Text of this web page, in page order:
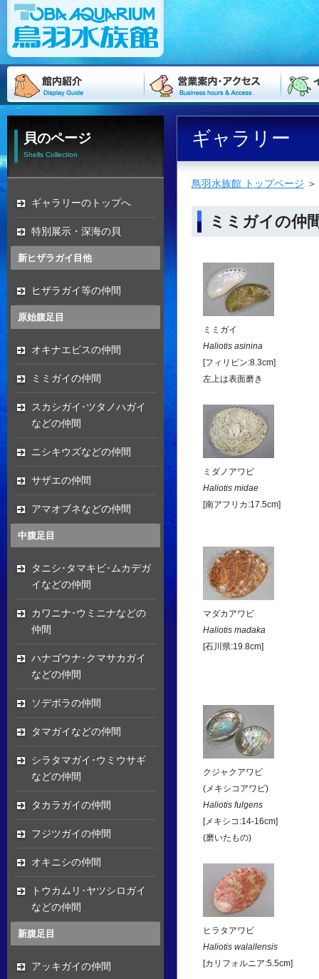
ギャラリー
鳥羽水族館 トップページ ＞
ミミガイの仲
ミミガイ
Haliotis asinina
[フィリピン:8.3cm]
左上は表面磨き
ミダノアワビ
Haliotis midae
[南アフリカ:17.5cm]
マダカアワビ
Haliotis madaka
[石川県:19.8cm]
クジャクアワビ
(メキシコアワビ)
Haliotis fulgens
[メキシコ:14-16cm]
(磨いたもの)
ヒラタアワビ
Haliotis walallensis
[カリフォルニア:5.5cm]
貝のページ
Shells Collection
ギャラリーのトップへ
特別展示・深海の貝
新ヒザラガイ目他
ヒザラガイ等の仲間
原始腹足目
オキナエビスの仲間
ミミガイの仲間
スカシガイ･ツタノハガイ
などの仲間
ニシキウズなどの仲間
サザエの仲間
アマオブネなどの仲間
中腹足目
タニシ･タマキビ･ムカデガ
イなどの仲間
カワニナ･ウミニナなどの
仲間
ハナゴウナ･クマサカガイ
などの仲間
ソデボラの仲間
タマガイなどの仲間
シラタマガイ･ウミウサギ
などの仲間
タカラガイの仲間
フジツガイの仲間
オキニシの仲間
トウカムリ･ヤツシロガイ
などの仲間
新腹足目
アッキガイの仲間